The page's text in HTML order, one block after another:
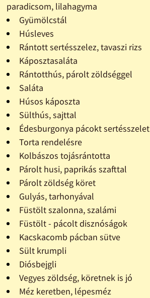
paradicsom, lilahagyma
Gyümölcstál
Húsleves
Rántott sertésszelez, tavaszi rizs
Káposztasaláta
Rántotthús, párolt zöldséggel
Saláta
Húsos káposzta
Sülthús, sajttal
Édesburgonya pácokt sertésszelet
Torta rendelésre
Kolbászos tojásrántotta
Párolt husi, paprikás szafttal
Párolt zöldség köret
Gulyás, tarhonyával
Füstölt szalonna, szalámi
Füstölt - pácolt disznóságok
Kacskacomb pácban sütve
Sült krumpli
Diósbejgli
Vegyes zöldség, köretnek is jó
Méz keretben, lépesméz